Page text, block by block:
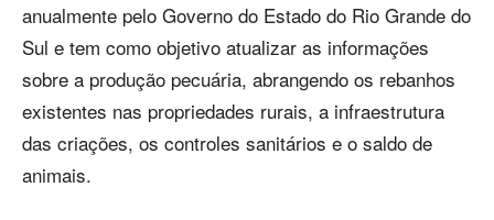
anualmente pelo Governo do Estado do Rio Grande do
Sul e tem como objetivo atualizar as informações
sobre a produção pecuária, abrangendo os rebanhos
existentes nas propriedades rurais, a infraestrutura
das criações, os controles sanitários e o saldo de
animais.